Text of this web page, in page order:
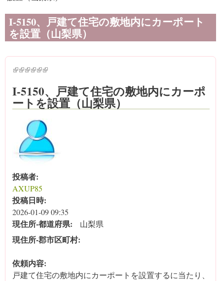
I-5150、戸建て住宅の敷地内にカーポート
を設置（山梨県）
(link is external)
(link is external)
(link is external)
(link is external)
(link is external)
(link is external)
I-5150、戸建て住宅の敷地内にカーポ
ートを設置（山梨県）
投稿者:
AXUP85
投稿日時:
2026-01-09 09:35
現住所‐都道府県: 山梨県
現住所‐郡市区町村:
依頼内容:
戸建て住宅の敷地内にカーポートを設置するに当たり、